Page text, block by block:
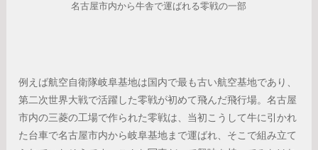
名古屋市内から牛舎で運ばれる零戦の一部
例えば航空自衛隊岐阜基地は国内で最も古い航空基地であり、
第二次世界大戦で活躍した零戦が初めて飛んだ飛行場。名古屋
市内の三菱の工場で作られた零戦は、当初こうして牛に引かれ
た台車で名古屋市内から岐阜基地まで運ばれ、そこで組み立て